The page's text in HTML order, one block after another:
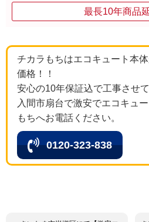
最長10年商品
チカラもちはエコキュート本
価格！！
安心の10年保証込で工事させ
入間市扇台で激安でエコキュ
もちへお電話ください。
0120-323-838